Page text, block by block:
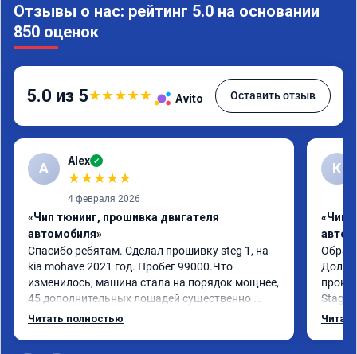
Отзывы о нас: рейтинг 5.0 на основании
850 оценок
5.0 из 5★★★★★ Avito Оставить отзыв
A Alex ✓
★★★★★
4 февраля 2026
«Чип тюнинг, прошивка двигателя
автомобиля»
Спасибо ребятам. Сделал прошивку steg 1, на
kia mohave 2021 год. Пробег 99000.Что
изменилось, машина стала на порядок мощнее,
45 дополнительных лошадей существенно
чувствуется и соответственно крутящего
Читать полностью
К
«Чип
Долго
Stage
с